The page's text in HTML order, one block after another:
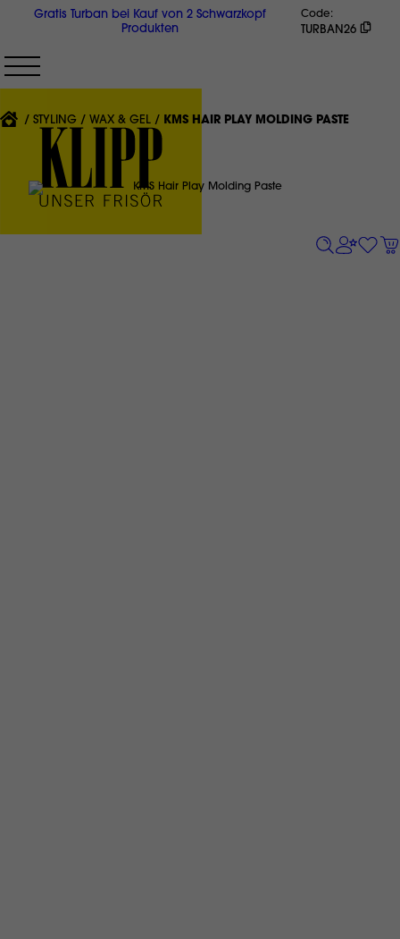
Gratis Turban bei Kauf von 2 Schwarzkopf
Produkten
Code
TURBAN26
STYLING WAX & GEL {'CURRENT'|T}:
KMS HAIR PLAY MOLDING PASTE